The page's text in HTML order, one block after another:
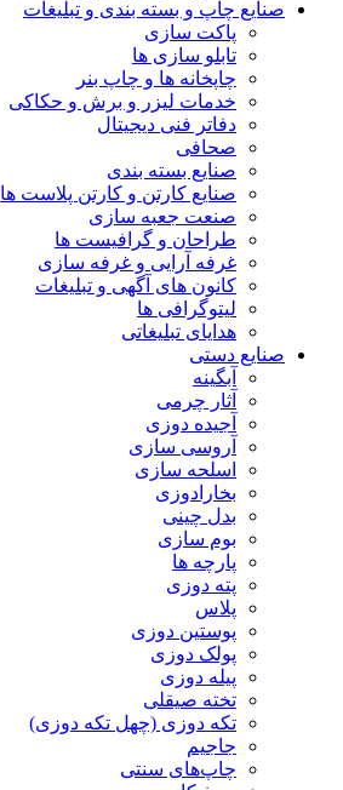
صنایع چاپ و بسته بندی و تبلیغات
پاکت سازی
تابلو سازی ها
چاپخانه ها و چاپ بنر
خدمات لیزر و برش و حکاکی
دفاتر فنی دیجیتال
صحافی
صنایع بسته بندی
صنایع کارتن و کارتن پلاست ها
صنعت جعبه سازی
طراحان و گرافیست ها
غرفه آرایی و غرفه سازی
کانون های آگهی و تبلیغات
لیتوگرافی ها
هدایای تبلیغاتی
صنایع دستی
آبگینه
آثار چرمی
آجیده دوزی
آروسی سازی
اسلحه سازی
بخارادوزی
بدل چینی
بوم سازی
پارچه ها
پته دوزی
پلاس
پوستین دوزی
پولک دوزی
پیله دوزی
تخته صیقلی
تکه دوزی (چهل تکه دوزی)
جاجیم
چاپ‌های سنتی